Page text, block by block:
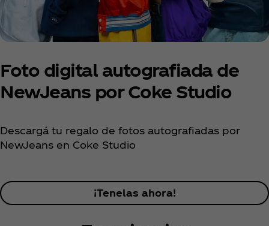
Foto digital autografiada de
NewJeans por Coke Studio
Descargá tu regalo de fotos autografiadas por
NewJeans en Coke Studio
¡Tenelas ahora!